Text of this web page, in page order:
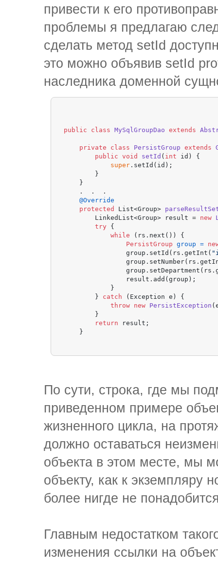
привести к его
проблемы я предлагаю
сделать метод setId
это можно объявив setId
наследника доменной
public class MySqlGroupDao extends
private class PersistGroup extends
public
void setId ( int id)
{
super .setId(id);
        }
    }
    .  .  .
@Override
protected
List<Group>
        LinkedList<Group> result =
new
try {
while (rs.next()) {
PersistGroup
group =
                group.setId(rs.getInt(
                result.add(group);
            }
        }
catch (Exception e) {
throw new PersistException
        }
return result;
По сути, строка, где мы
приведенном примере
жизненного цикла, на
должно оставаться
объекта в этом месте, мы
объекту, как к экземпляру
более нигде не
Главным недостатком
изменения ссылки на